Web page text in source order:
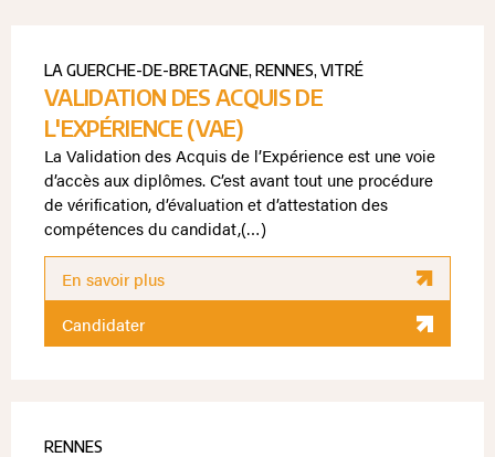
LA GUERCHE-DE-BRETAGNE, RENNES, VITRÉ
VALIDATION DES ACQUIS DE
L'EXPÉRIENCE (VAE)
La Validation des Acquis de l’Expérience est une voie
d’accès aux diplômes. C’est avant tout une procédure
de vérification, d’évaluation et d’attestation des
compétences du candidat,(…)
En savoir plus
Candidater
RENNES